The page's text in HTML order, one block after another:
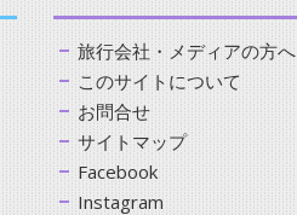
旅行会社・メディアの方へ
このサイトについて
お問合せ
サイトマップ
Facebook
Instagram